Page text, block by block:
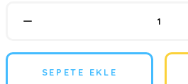
SEPETE EKLE